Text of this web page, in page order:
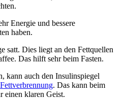
Energie und bessere
haben.
satt. Dies liegt an den Fettquellen
Das hilft sehr beim Fasten.
kann auch den Insulinspiegel
Fettverbrennung. Das kann beim
einen klaren Geist.